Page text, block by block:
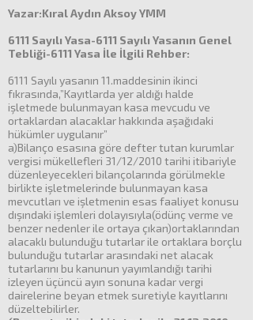
Yazar:Kıral Aydın Aksoy YMM
6111 Sayılı Yasa-6111 Sayılı Yasanın Genel
Tebliği-6111 Yasa İle İlgili Rehber:
6111 Sayılı yasanın 11.maddesinin ikinci
fıkrasında,”Kayıtlarda yer aldığı halde
işletmede bulunmayan kasa mevcudu ve
ortaklardan alacaklar hakkında aşağıdaki
hükümler uygulanır”
a)Bilanço esasına göre defter tutan kurumlar
vergisi mükellefleri 31/12/2010 tarihi itibariyle
düzenleyecekleri bilançolarında görülmekle
birlikte işletmelerinde bulunmayan kasa
mevcutları ve işletmenin esas faaliyet konusu
dışındaki işlemleri dolayısıyla(ödünç verme ve
benzer nedenler ile ortaya çıkan)ortaklarından
alacaklı bulunduğu tutarlar ile ortaklara borçlu
bulunduğu tutarlar arasındaki net alacak
tutarlarını bu kanunun yayımlandığı tarihi
izleyen üçüncü ayın sonuna kadar vergi
dairelerine beyan etmek suretiyle kayıtlarını
düzeltebilirler.